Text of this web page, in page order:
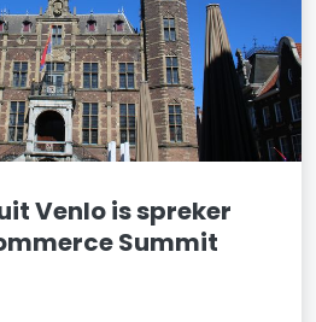
Venlo is spreker
Summit